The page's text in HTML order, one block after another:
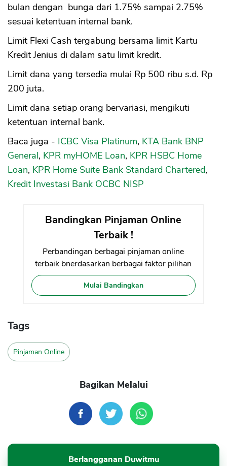
bulan dengan bunga dari 1.75% sampai 2.75%
sesuai ketentuan internal bank.
Limit Flexi Cash tergabung bersama limit Kartu
Kredit Jenius di dalam satu limit kredit.
Limit dana yang tersedia mulai Rp 500 ribu s.d. Rp
200 juta.
Limit dana setiap orang bervariasi, mengikuti
ketentuan internal bank.
Baca juga - ICBC Visa Platinum, KTA Bank BNP
General, KPR myHOME Loan, KPR HSBC Home
Loan, KPR Home Suite Bank Standard Chartered,
Kredit Investasi Bank OCBC NISP
Bandingkan Pinjaman Online
Terbaik !
Perbandingan berbagai pinjaman online
terbaik bnerdasarkan berbagai faktor pilihan
Mulai Bandingkan
Tags
Pinjaman Online
Bagikan Melalui
Berlangganan Duwitmu